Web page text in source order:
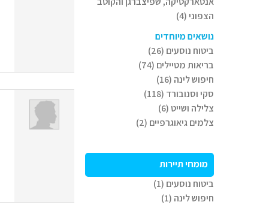
הצפוני (4)
נושאים מיוחדים
ביטוח נוסעים (26)
בריאות מטיילים (74)
חיפוש לינה (16)
סקי וסנובורד (118)
צלילה ושייט (6)
צלמים גיאוגרפיים (2)
מומחי תיירות
ביטוח נוסעים (1)
חיפוש לינה (1)